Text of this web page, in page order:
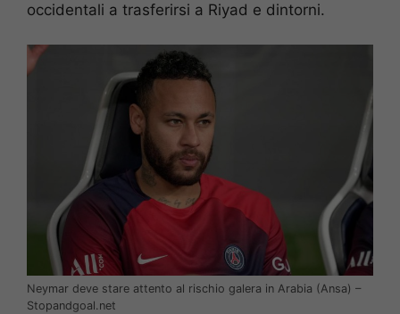
occidentali a trasferirsi a Riyad e dintorni.
Neymar deve stare attento al rischio galera in Arabia (Ansa) –
Stopandgoal.net